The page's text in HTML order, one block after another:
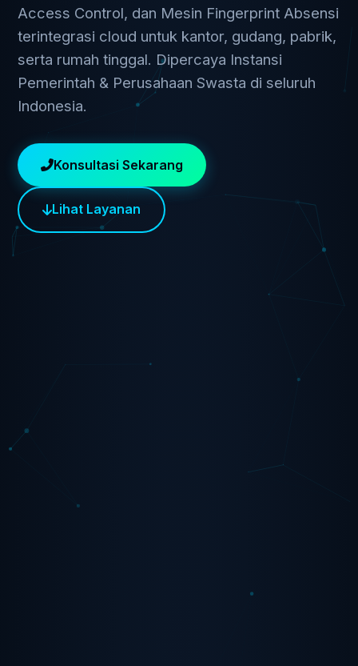
Access Control, dan Mesin Fingerprint Absensi
terintegrasi cloud untuk kantor, gudang, pabrik,
serta rumah tinggal. Dipercaya Instansi
Pemerintah & Perusahaan Swasta di seluruh
Indonesia.
Konsultasi Sekarang
Lihat Layanan